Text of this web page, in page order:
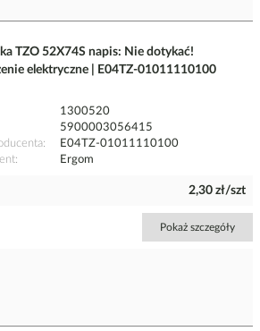
TZO 52X74S napis: Nie dotykać!
elektryczne | E04TZ-01011110100
1300520
5900003056415
E04TZ-01011110100
Ergom
2,30 zł/szt
Pokaż szczegóły